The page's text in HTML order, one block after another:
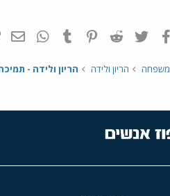
פייסבוק Twitter
Reddit
Pinterest
Tumblr
משפחה הריון ולידה הריון ולידה -